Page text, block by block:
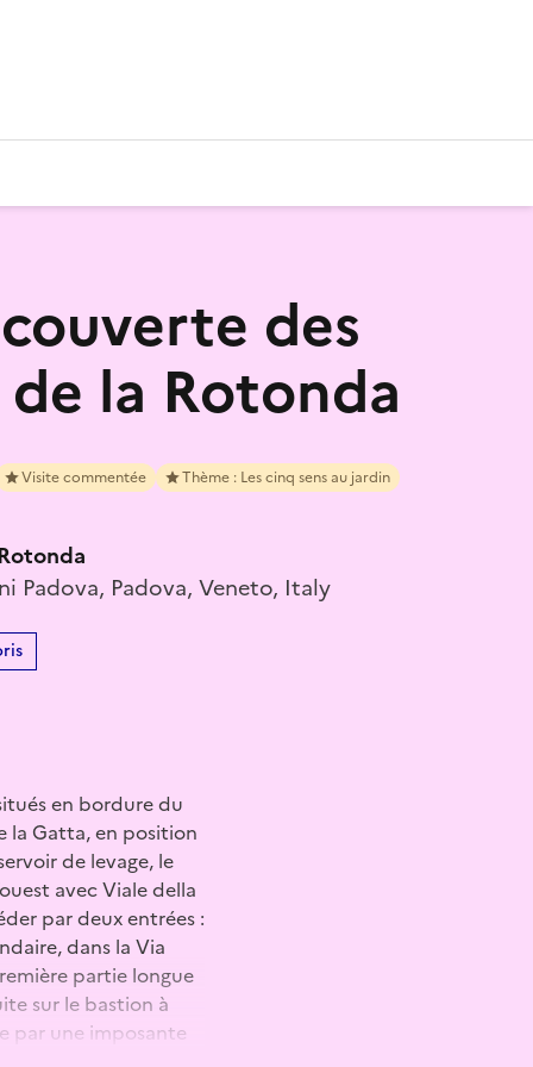
des
la Rotonda
Visite commentée
Thème : Les cinq sens au jardin
Padova, Padova, Veneto, Italy
en bordure du
la Gatta, en position
de levage, le
avec Viale della
par deux entrées :
dans la Via
partie longue
sur le bastion à
par une imposante